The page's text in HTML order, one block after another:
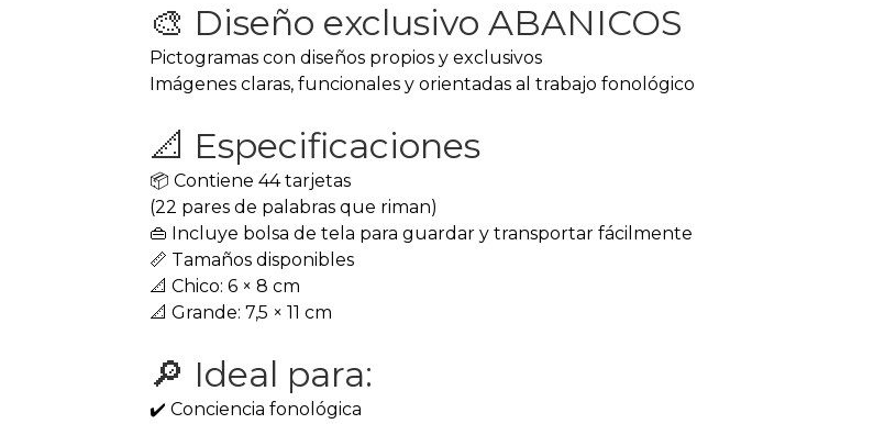
🎨 Diseño exclusivo ABANICOS
Pictogramas con diseños propios y exclusivos
Imágenes claras, funcionales y orientadas al trabajo fonológico
📐 Especificaciones
📦 Contiene 44 tarjetas
(22 pares de palabras que riman)
👜 Incluye bolsa de tela para guardar y transportar fácilmente
📏 Tamaños disponibles
📐 Chico: 6 × 8 cm
📐 Grande: 7,5 × 11 cm
🔎 Ideal para:
✔️ Conciencia fonológica